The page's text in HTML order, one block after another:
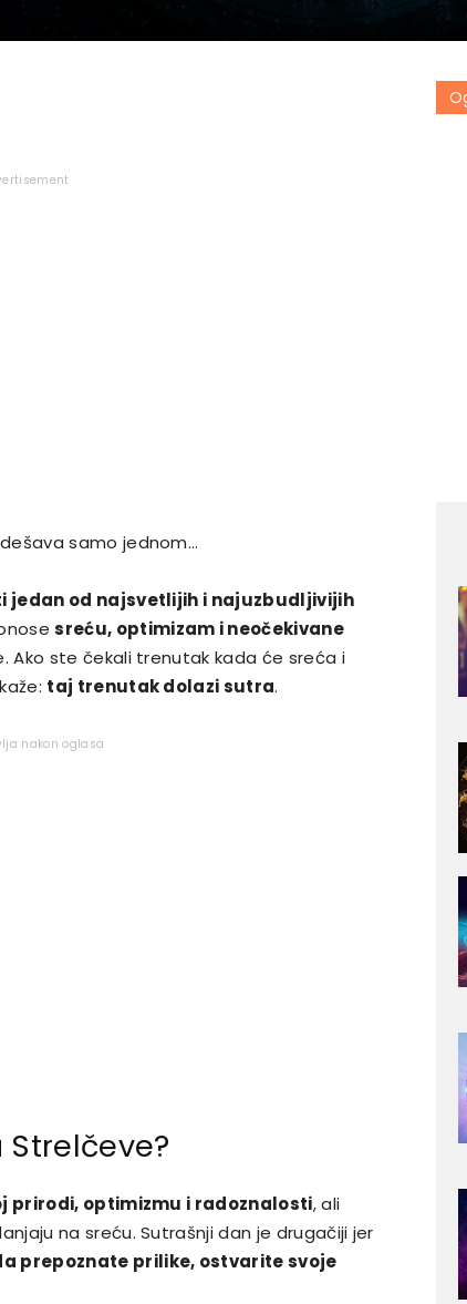
samo jednom…
jedan od najsvetlijih i najuzbudljivijih
sreću, optimizam i neočekivane
Ako ste čekali trenutak kada će sreća i
taj trenutak dolazi sutra.
nakon oglasa
prirodi, optimizmu i radoznalosti, ali
na sreću. Sutrašnji dan je drugačiji jer
prepoznate prilike, ostvarite svoje